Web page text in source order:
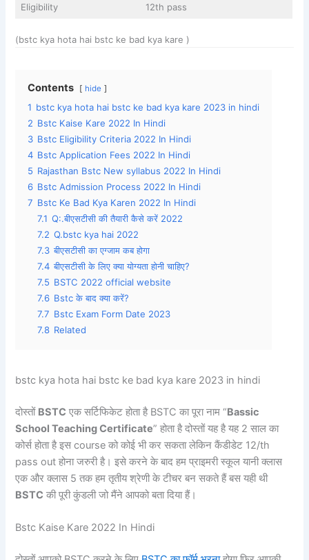
Eligibility 12th pass
(bstc kya hota hai bstc ke bad kya kare )
Contents hide
1 bstc kya hota hai bstc ke bad kya kare 2023 in hindi
2 Bstc Kaise Kare 2022 In Hindi
3 Bstc Eligibility Criteria 2022 In Hindi
4 Bstc Application Fees 2022 In Hindi
5 Rajasthan Bstc New syllabus 2022 In Hindi
6 Bstc Admission Process 2022 In Hindi
7 Bstc Ke Bad Kya Karen 2022 In Hindi
7.1 Q:.बीएसटीसी की तैयारी कैसे करें 2022
7.2 Q.bstc kya hai 2022
7.3 बीएसटीसी का एग्जाम कब होगा
7.4 बीएसटीसी के लिए क्या योग्यता होनी चाहिए?
7.5 BSTC 2022 official website
7.6 Bstc के बाद क्या करें?
7.7 Bstc Exam Form Date 2023
7.8 Related
bstc kya hota hai bstc ke bad kya kare 2023 in hindi
दोस्तों BSTC एक सर्टिफिकेट होता है BSTC का पूरा नाम “Bassic
School Teaching Certificate” होता है दोस्तों यह है यह 2 साल का
कोर्स होता है इस course को कोई भी कर सकता लेकिन कैंडीडेट 12/th
pass out होना जरुरी है। इसे करने के बाद हम प्राइमरी स्कूल यानी क्लास
एक और क्लास 5 तक हम तृतीय श्रेणी के टीचर बन सकते हैं बस यही थी
BSTC की पूरी कुंडली जो मैंने आपको बता दिया हैं।
Bstc Kaise Kare 2022 In Hindi